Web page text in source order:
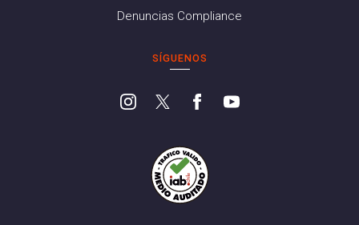
Denuncias Compliance
SÍGUENOS